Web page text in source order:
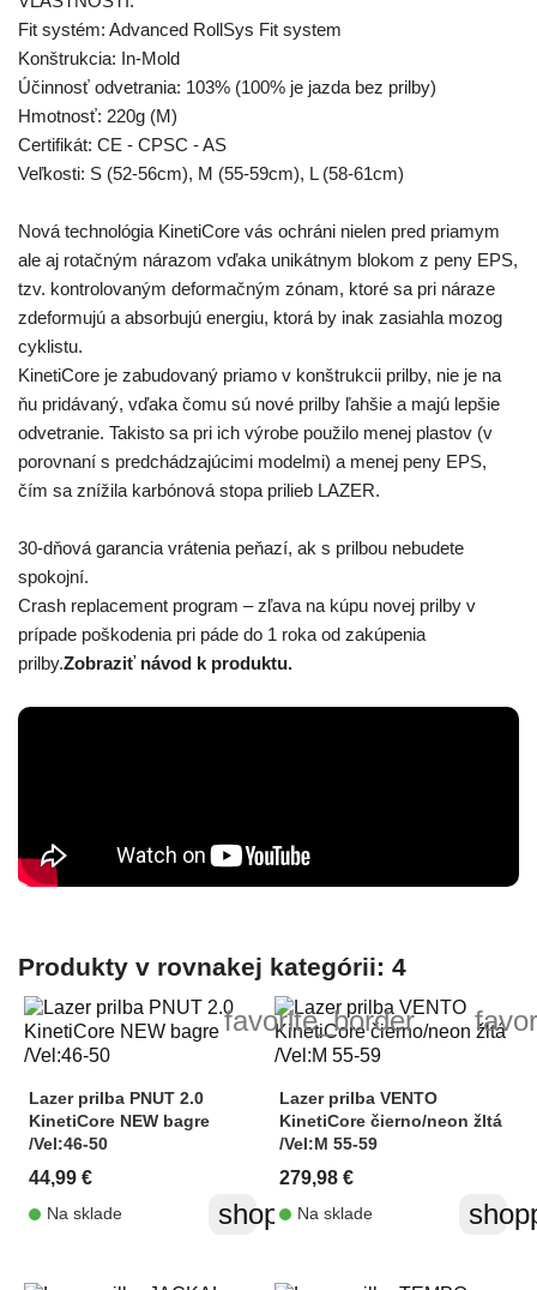
Fit systém: Advanced RollSys Fit system
Konštrukcia: In-Mold
Účinnosť odvetrania: 103% (100% je jazda bez prilby)
Hmotnosť: 220g (M)
Certifikát: CE - CPSC - AS
Veľkosti: S (52-56cm), M (55-59cm), L (58-61cm)
Nová technológia KinetiCore vás ochráni nielen pred priamym
ale aj rotačným nárazom vďaka unikátnym blokom z peny EPS,
tzv. kontrolovaným deformačným zónam, ktoré sa pri náraze
zdeformujú a absorbujú energiu, ktorá by inak zasiahla mozog
cyklistu.
KinetiCore je zabudovaný priamo v konštrukcii prilby, nie je na
ňu pridávaný, vďaka čomu sú nové prilby ľahšie a majú lepšie
odvetranie. Takisto sa pri ich výrobe použilo menej plastov (v
porovnaní s predchádzajúcimi modelmi) a menej peny EPS,
čím sa znížila karbónová stopa prilieb LAZER.
30-dňová garancia vrátenia peňazí, ak s prilbou nebudete
spokojní.
Crash replacement program – zľava na kúpu novej prilby v
prípade poškodenia pri páde do 1 roka od zakúpenia
prilby.Zobraziť návod k produktu.
Produkty v rovnakej kategórii: 4
Lazer prilba PNUT 2.0
KinetiCore NEW bagre
/Vel:46-50
44,99 €
shopping_cart
Na sklade
favorite_border
Lazer prilba VENTO
KinetiCore čierno/neon žltá
/Vel:M 55-59
279,98 €
Na sklade